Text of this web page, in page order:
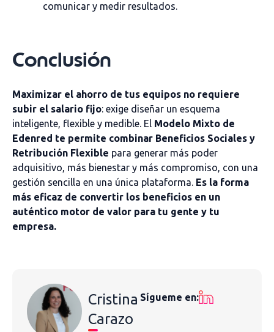
comunicar y medir resultados.
Conclusión
Maximizar el ahorro de tus equipos no requiere
subir el salario fijo: exige diseñar un esquema
inteligente, flexible y medible. El Modelo Mixto de
Edenred te permite combinar Beneficios Sociales y
Retribución Flexible para generar más poder
adquisitivo, más bienestar y más compromiso, con una
gestión sencilla en una única plataforma. Es la forma
más eficaz de convertir los beneficios en un
auténtico motor de valor para tu gente y tu
empresa.
Cristina
Carazo
Sígueme en: